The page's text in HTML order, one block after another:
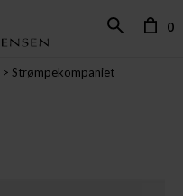
0
Strømpekompaniet